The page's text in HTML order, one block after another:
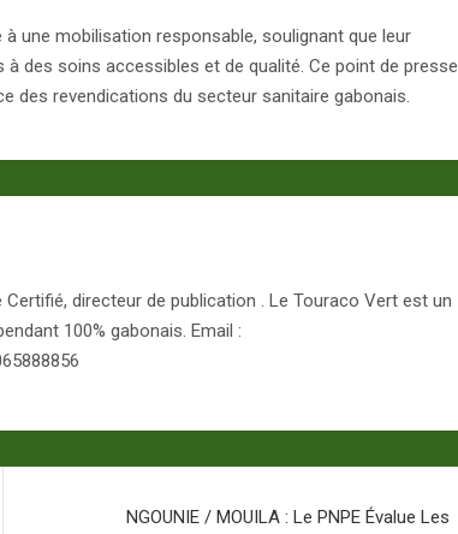
une mobilisation responsable, soulignant que leur
des soins accessibles et de qualité. Ce point de presse
des revendications du secteur sanitaire gabonais.
directeur de publication . Le Touraco Vert est un
100% gabonais. Email :
NGOUNIE / MOUILA : Le PNPE Évalue Les